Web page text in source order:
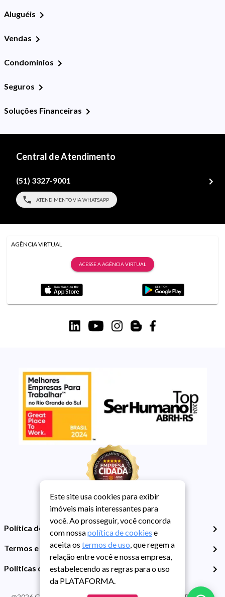
Aluguéis
Vendas
Condomínios
Seguros
Soluções Financeiras
Central de Atendimento
(51) 3327-9001
ATENDIMENTO VIA WHATSAPP
AGÊNCIA VIRTUAL
ACESSE A AGÊNCIA VIRTUAL
Política de Privacidade
Termos e Condições de Uso
Políticas de Cookies
Este site usa cookies para exibir
imóveis mais interessantes para
você. Ao prosseguir, você concorda
com nossapolítica de cookies e
aceita os termos de uso, que regem a
relação entre você e nossa empresa,
estabelecendo as regras para o uso
da PLATAFORMA.